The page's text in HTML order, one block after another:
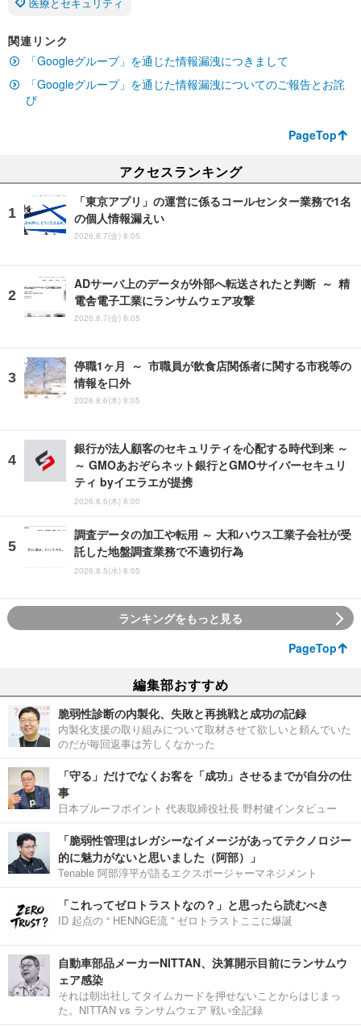
医療とセキュリティ
関連リンク
「Googleグループ」を通じた情報漏洩につきまして
「Googleグループ」を通じた情報漏洩についてのご報告とお詫
び
PageTop
アクセスランキング
「東京アプリ」の運営に係るコールセンター業務で1名
の個人情報漏えい
2026.8.7(金) 8:05
ADサーバ上のデータが外部へ転送されたと判断 ～ 精
電舎電子工業にランサムウェア攻撃
2026.8.7(金) 8:05
停職1ヶ月 ～ 市職員が飲食店関係者に関する市税等の
情報を口外
2026.8.6(木) 8:05
銀行が法人顧客のセキュリティを心配する時代到来 ～
～ GMOあおぞらネット銀行とGMOサイバーセキュリ
ティ byイエラエが提携
2026.8.6(木) 8:00
調査データの加工や転用 ～ 大和ハウス工業子会社が受
託した地盤調査業務で不適切行為
2026.8.5(水) 8:05
ランキングをもっと見る
PageTop
編集部おすすめ
脆弱性診断の内製化、失敗と再挑戦と成功の記録
内製化支援の取り組みについて取材させて欲しいと頼んでいた
のだが毎回返事は芳しくなかった
「守る」だけでなくお客を「成功」させるまでが自分の仕
事
日本プルーフポイント 代表取締役社長 野村健インタビュー
「脆弱性管理はレガシーなイメージがあってテクノロジー
的に魅力がないと思いました（阿部）」
Tenable 阿部淳平が語るエクスポージャーマネジメント
「これってゼロトラストなの？」と思ったら読むべき
ID 起点の “ HENNGE流 ” ゼロトラストここに爆誕
自動車部品メーカーNITTAN、決算開示目前にランサムウ
ェア感染
それは朝出社してタイムカードを押せないことからはじまっ
た。NITTAN vs ランサムウェア 戦い全記録